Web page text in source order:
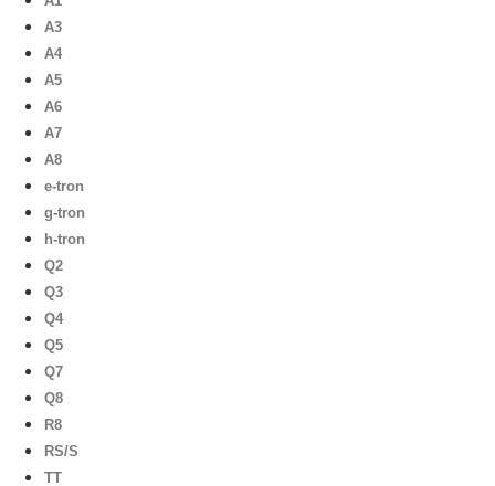
A3
A4
A5
A6
A7
A8
e-tron
g-tron
h-tron
Q2
Q3
Q4
Q5
Q7
Q8
R8
RS/S
TT